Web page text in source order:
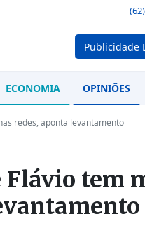
Publicidade
ECONOMIA OPINIÕES
redes, aponta levantamento
Flávio tem